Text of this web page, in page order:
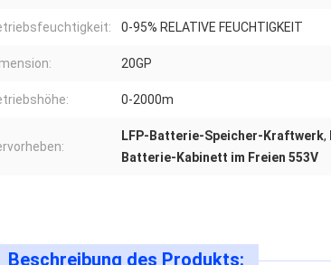
0-95% RELATIVE FEUCHTIGKEIT
20GP
0-2000m
LFP-Batterie-Speicher-Kraftwerk,
Batterie-Kabinett im Freien 553V
Beschreibung des Produkts: